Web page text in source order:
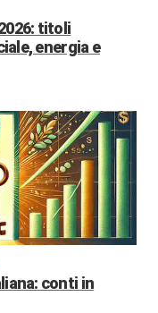
titoli
energia e
conti in